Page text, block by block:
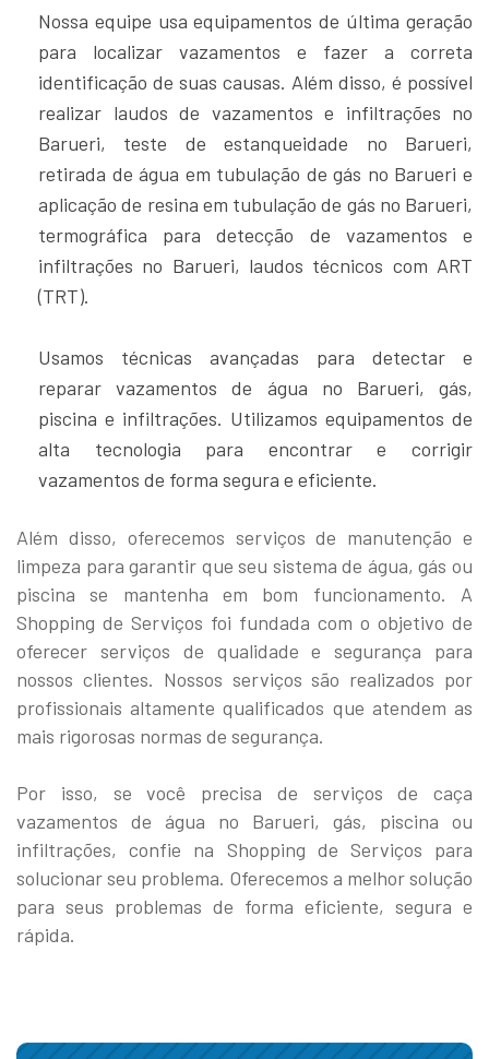
Nossa equipe usa equipamentos de última geração
para localizar vazamentos e fazer a correta
identificação de suas causas. Além disso, é possível
realizar laudos de vazamentos e infiltrações no
Barueri, teste de estanqueidade no Barueri,
retirada de água em tubulação de gás no Barueri e
aplicação de resina em tubulação de gás no Barueri,
termográfica para detecção de vazamentos e
infiltrações no Barueri, laudos técnicos com ART
(TRT).
Usamos técnicas avançadas para detectar e
reparar vazamentos de água no Barueri, gás,
piscina e infiltrações. Utilizamos equipamentos de
alta tecnologia para encontrar e corrigir
vazamentos de forma segura e eficiente.
Além disso, oferecemos serviços de manutenção e
limpeza para garantir que seu sistema de água, gás ou
piscina se mantenha em bom funcionamento. A
Shopping de Serviços foi fundada com o objetivo de
oferecer serviços de qualidade e segurança para
nossos clientes. Nossos serviços são realizados por
profissionais altamente qualificados que atendem as
mais rigorosas normas de segurança.
Por isso, se você precisa de serviços de caça
vazamentos de água no Barueri, gás, piscina ou
infiltrações, confie na Shopping de Serviços para
solucionar seu problema. Oferecemos a melhor solução
para seus problemas de forma eficiente, segura e
rápida.